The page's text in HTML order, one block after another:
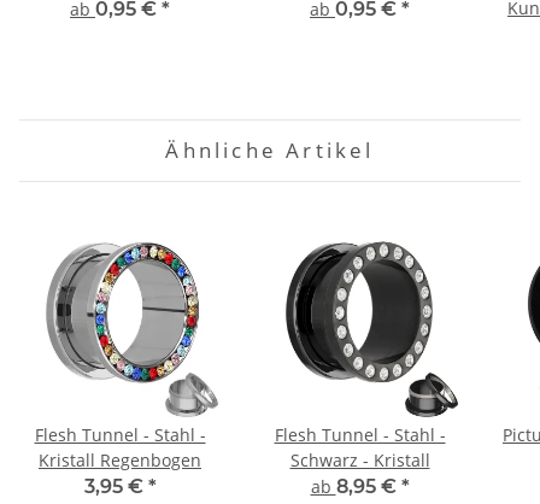
ab 0,95 € *
ab 0,95 € *
Ähnliche Artikel
Flesh Tunnel - Stahl -
Kristall Regenbogen
3,95 € *
Flesh Tunnel - Stahl -
Schwarz - Kristall
ab 8,95 € *